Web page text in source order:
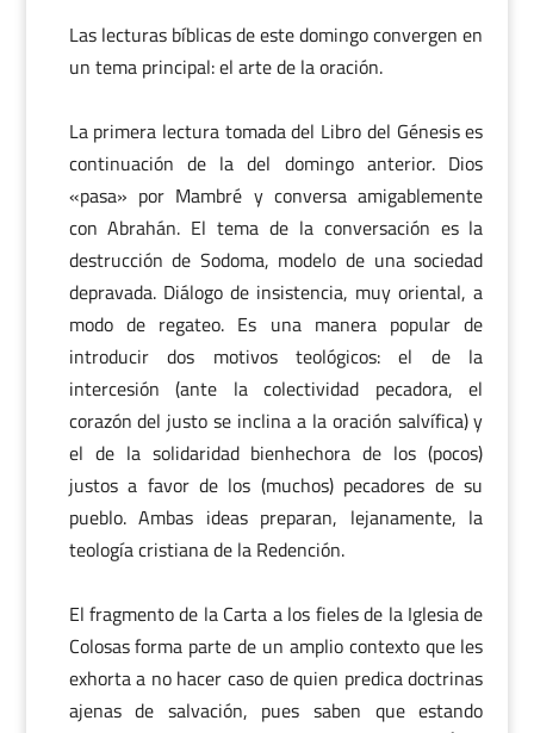
Las lecturas bíblicas de este domingo convergen en
un tema principal: el arte de la oración.
La primera lectura tomada del Libro del Génesis es
continuación de la del domingo anterior. Dios
«pasa» por Mambré y conversa amigablemente
con Abrahán. El tema de la conversación es la
destrucción de Sodoma, modelo de una sociedad
depravada. Diálogo de insistencia, muy oriental, a
modo de regateo. Es una manera popular de
introducir dos motivos teológicos: el de la
intercesión (ante la colectividad pecadora, el
corazón del justo se inclina a la oración salvífica) y
el de la solidaridad bienhechora de los (pocos)
justos a favor de los (muchos) pecadores de su
pueblo. Ambas ideas preparan, lejanamente, la
teología cristiana de la Redención.
El fragmento de la Carta a los fieles de la Iglesia de
Colosas forma parte de un amplio contexto que les
exhorta a no hacer caso de quien predica doctrinas
ajenas de salvación, pues saben que estando